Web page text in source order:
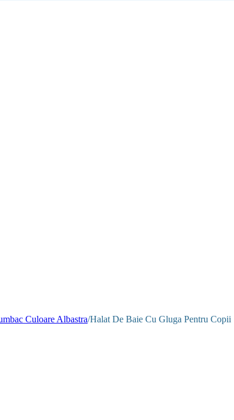
Culoare Albastra/Halat De Baie Cu Gluga Pentru